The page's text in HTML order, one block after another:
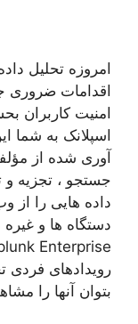
امروزه تحلیل
اقدامات
امنیت کاربران
اسپلانک به شما
جستجو ، تجزیه و
داده هایی را از
دستگاه ها و غیره
رویدادهای فردی
بتوان آنها را